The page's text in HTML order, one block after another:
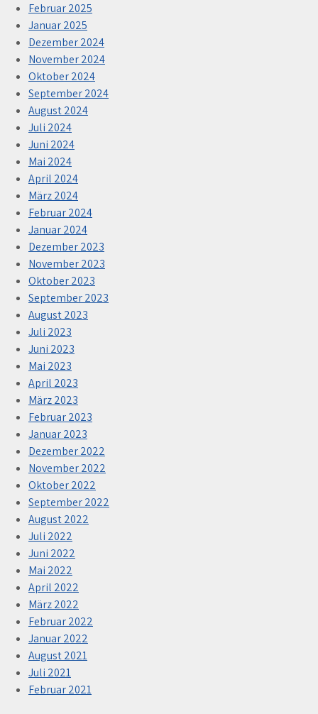
Februar 2025
Januar 2025
Dezember 2024
November 2024
Oktober 2024
September 2024
August 2024
Juli 2024
Juni 2024
Mai 2024
April 2024
März 2024
Februar 2024
Januar 2024
Dezember 2023
November 2023
Oktober 2023
September 2023
August 2023
Juli 2023
Juni 2023
Mai 2023
April 2023
März 2023
Februar 2023
Januar 2023
Dezember 2022
November 2022
Oktober 2022
September 2022
August 2022
Juli 2022
Juni 2022
Mai 2022
April 2022
März 2022
Februar 2022
Januar 2022
August 2021
Juli 2021
Februar 2021